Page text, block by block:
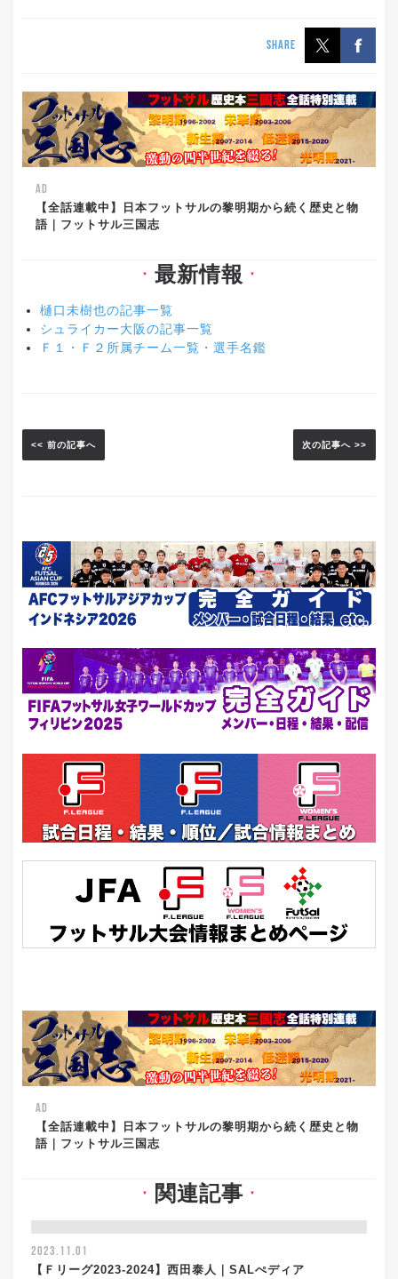
SHARE
AD
【全話連載中】日本フットサルの黎明期から続く歴史と物
語｜フットサル三国志
▼ 最新情報 ▼
樋口未樹也の記事一覧
シュライカー大阪の記事一覧
Ｆ１・Ｆ２所属チーム一覧・選手名鑑
<< 前の記事へ 次の記事へ >>
AD
【全話連載中】日本フットサルの黎明期から続く歴史と物
語｜フットサル三国志
▼ 関連記事 ▼
2023.11.01
【Ｆリーグ2023-2024】西田泰人｜SALぺディア